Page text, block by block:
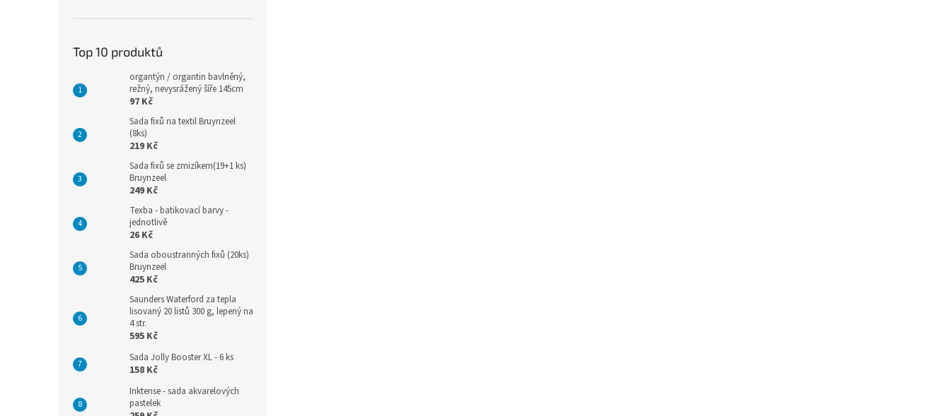
Top 10 produktů
organtýn / organtin bavlněný,
režný, nevysrážený šíře 145cm
97 Kč
Sada fixů na textil Bruynzeel
(8ks)
219 Kč
Sada fixů se zmizíkem(19+1 ks)
Bruynzeel
249 Kč
Texba - batikovací barvy -
jednotlivě
26 Kč
Sada oboustranných fixů (20ks)
Bruynzeel
425 Kč
Saunders Waterford za tepla
lisovaný 20 listů 300 g, lepený na
4 str.
595 Kč
Sada Jolly Booster XL - 6 ks
158 Kč
Inktense - sada akvarelových
pastelek